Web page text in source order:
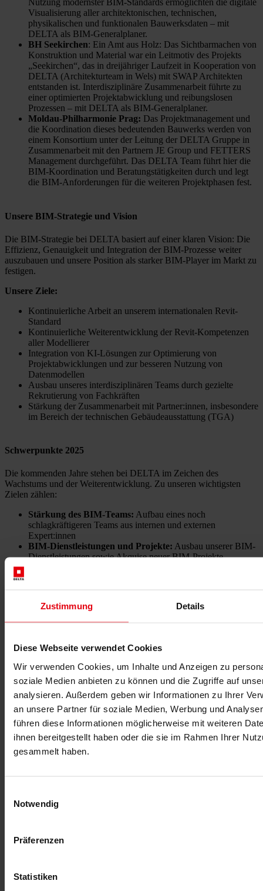
Zustimmung Details
Diese Webseite verwendet Cookies
Wir verwenden Cookies, um Inhalte und Anzeigen zu
soziale Medien anbieten zu können und die Zugriffe auf
analysieren. Außerdem geben wir Informationen zu Ihrer
an unsere Partner für soziale Medien, Werbung und
führen diese Informationen möglicherweise mit weiteren
ihnen bereitgestellt haben oder die sie im Rahmen Ihrer
gesammelt haben.
Notwendig
Präferenzen
Statistiken
Nutzung modernster BIM-Standards ermöglichten die digitale
Visualisierung aller architektonischen, technischen,
physikalischen und funktionalen Bauwerksdaten – mit
DELTA als BIM-Generalplaner.
BH Seekirchen: Ein Amt aus Holz: Das Sichtbarmachen von
Konstruktion und Material war ein Leitmotiv des Projekts
„Seekirchen“, das in dreijähriger Laufzeit in Kooperation von
DELTA (Architekturteam in Wels) mit SWAP Architekten
entstanden ist. Interdisziplinäre Zusammenarbeit führte zu
einer optimierten Projektabwicklung und reibungslosen
Prozessen – mit DELTA als BIM-Generalplaner.
Moldau-Philharmonie Prag: Das Projektmanagement und
die Koordination dieses bedeutenden Bauwerks werden von
einem Konsortium unter der Leitung der DELTA Gruppe in
Zusammenarbeit mit den Partnern JE Group und FETTERS
Management durchgeführt. Das DELTA Team führt hier die
BIM-Koordination und Beratungstätigkeiten durch und legt
die BIM-Anforderungen für die weiteren Projektphasen fest.
Unsere BIM-Strategie und Vision
Die BIM-Strategie bei DELTA basiert auf einer klaren Vision: Die
Effizienz, Genauigkeit und Integration der BIM-Prozesse weiter
auszubauen und unsere Position als starker BIM-Player im Markt zu
festigen.
Unsere Ziele:
Kontinuierliche Arbeit an unserem internationalen Revit-
Standard
Kontinuierliche Weiterentwicklung der Revit-Kompetenzen
aller Modellierer
Integration von KI-Lösungen zur Optimierung von
Projektabwicklungen und zur besseren Nutzung von
Datenmodellen
Ausbau unseres interdisziplinären Teams durch gezielte
Rekrutierung von Fachkräften
Stärkung der Zusammenarbeit mit Partner:innen, insbesondere
im Bereich der technischen Gebäudeausstattung (TGA)
Schwerpunkte 2025
Die kommenden Jahre stehen bei DELTA im Zeichen des
Wachstums und der Weiterentwicklung. Zu unseren wichtigsten
Zielen zählen:
Stärkung des BIM-Teams: Aufbau eines noch
schlagkräftigeren Teams aus internen und externen
Expert:innen
BIM-Dienstleistungen und Projekte: Ausbau unserer BIM-
Dienstleistungen sowie Akquise neuer BIM-Projekte.
und Qualitätssicherung zur Einhaltung internationaler
Anforderungen.
BIM und Nachhaltigkeit
Nachhaltigkeit ist bei DELTA fest in unserer BIM-Arbeitsweise
6. Dimension
unsere Modelle können wir den ökologischen Fußabdruck unserer
Projekte bewerten und reduzieren. Diese Dimension ermöglicht eine
detaillierte Analyse von Materialien, Energieverbrauch und
Lebenszykluskosten – essenziell für eine nachhaltige Bauplanung.
realisieren. DELTA nutzt die Potenziale von BIM, um Zeit,